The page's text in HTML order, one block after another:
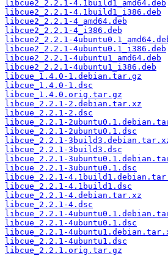
libcue2_2.2.1-4.1build1_amd64.deb
libcue2_2.2.1-4.1build1_i386.deb
libcue2_2.2.1-4_amd64.deb
libcue2_2.2.1-4_i386.deb
libcue2_2.2.1-
libcue2_2.2.1-4ubuntu0.1_i386.deb
libcue2_2.2.1-4ubuntu1_amd64.deb
libcue2_2.2.1-4ubuntu1_i386.deb
libcue_1.4.0-1.debian.tar.gz
libcue_1.4.0-1.dsc
libcue_1.4.0.orig.tar.gz
libcue_2.2.1-2.debian.tar.xz
libcue_2.2.1-2.dsc
libcue_2.2.1-
libcue_2.2.1-2ubuntu0.1.dsc
libcue_2.2.1-
libcue_2.2.1-3build3.dsc
libcue_2.2.1-
libcue_2.2.1-3ubuntu0.1.dsc
libcue_2.2.1-
libcue_2.2.1-4.1build1.dsc
libcue_2.2.1-4.debian.tar.xz
libcue_2.2.1-4.dsc
libcue_2.2.1-
libcue_2.2.1-4ubuntu0.1.dsc
libcue_2.2.1-
libcue_2.2.1-4ubuntu1.dsc
libcue_2.2.1.orig.tar.gz